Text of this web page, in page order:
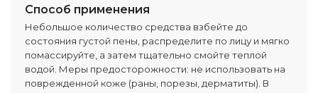
Способ применения
Небольшое количество средства взбейте до
состояния густой пены, распределите по лицу и мягко
помассируйте, а затем тщательно смойте теплой
водой. Меры предосторожности: не использовать на
поврежденной коже (раны, порезы, дерматиты). В